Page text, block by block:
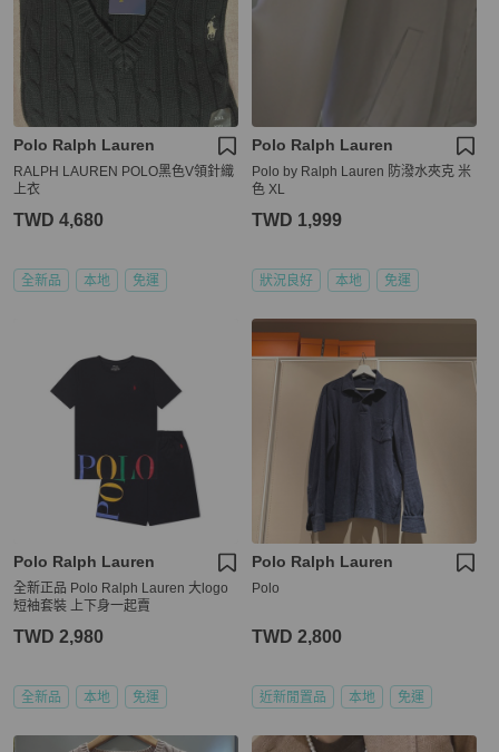
Polo Ralph Lauren
RALPH LAUREN POLO黑色V領針織
上衣
TWD 4,680
全新品 本地 免運
Polo Ralph Lauren
Polo by Ralph Lauren 防潑水夾克 米
色 XL
TWD 1,999
狀況良好 本地 免運
Polo Ralph Lauren
全新正品 Polo Ralph Lauren 大logo
短袖套裝 上下身一起賣
TWD 2,980
全新品 本地 免運
Polo Ralph Lauren
Polo
TWD 2,800
近新閒置品 本地 免運